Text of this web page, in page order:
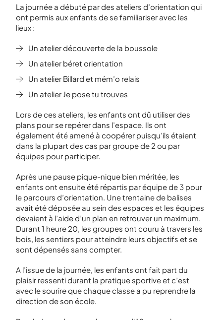
La journée a débuté par des ateliers d’orientation qui
ont permis aux enfants de se familiariser avec les
lieux :
Un atelier découverte de la boussole
Un atelier béret orientation
Un atelier Billard et mém’o relais
Un atelier Je pose tu trouves
Lors de ces ateliers, les enfants ont dû utiliser des
plans pour se repérer dans l’espace. Ils ont
également été amené à coopérer puisqu’ils étaient
dans la plupart des cas par groupe de 2 ou par
équipes pour participer.
Après une pause pique-nique bien méritée, les
enfants ont ensuite été répartis par équipe de 3 pour
le parcours d’orientation. Une trentaine de balises
avait été déposée au sein des espaces et les équipes
devaient à l’aide d’un plan en retrouver un maximum.
Durant 1 heure 20, les groupes ont couru à travers les
bois, les sentiers pour atteindre leurs objectifs et se
sont dépensés sans compter.
A l’issue de la journée, les enfants ont fait part du
plaisir ressenti durant la pratique sportive et c’est
avec le sourire que chaque classe a pu reprendre la
direction de son école.